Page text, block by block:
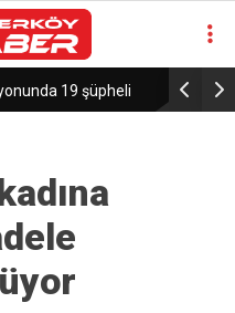
Sekili Köyü’ne Okul Müjdesi!